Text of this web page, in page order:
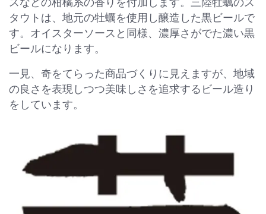
タウトは、地元の牡蠣を使用し醸造した黒ビールで
す。オイスターソースと同様、濃厚さがでた濃い黒
ビールになります。
一見、奇をてらった商品づくりに見えますが、地域
の良さを表現しつつ美味しさを追求するビール造り
をしています。